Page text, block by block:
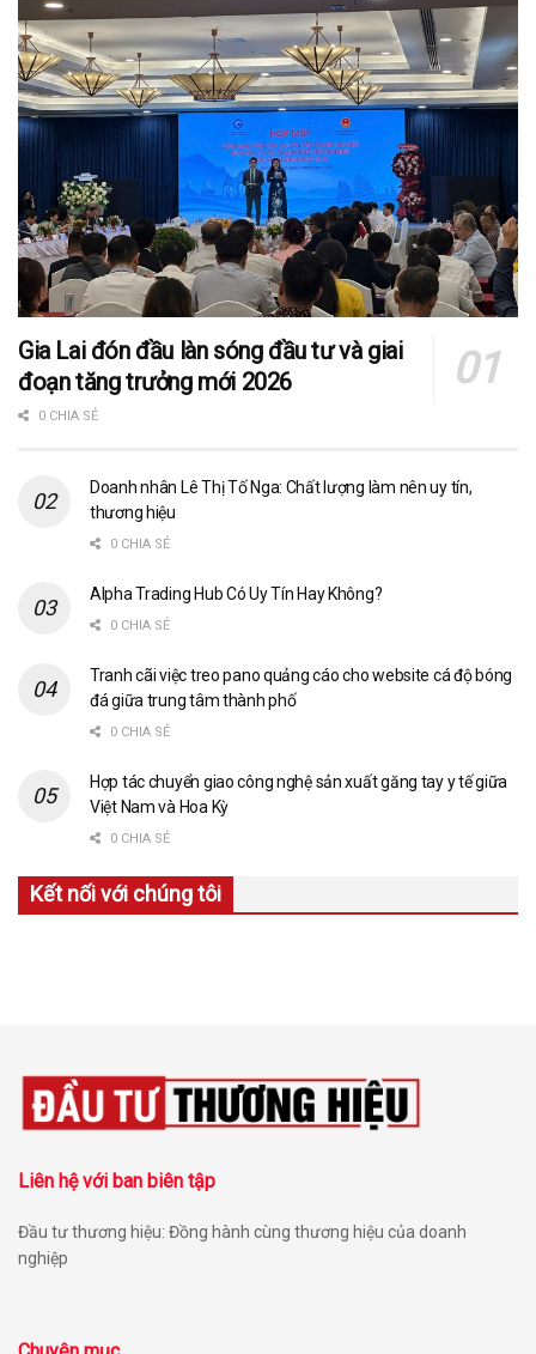
Gia Lai đón đầu làn sóng đầu tư và giai
đoạn tăng trưởng mới 2026
0 CHIA SẺ
Doanh nhân Lê Thị Tố Nga: Chất lượng làm nên uy tín,
thương hiệu
0 CHIA SẺ
Alpha Trading Hub Có Uy Tín Hay Không?
0 CHIA SẺ
Tranh cãi việc treo pano quảng cáo cho website cá độ bóng
đá giữa trung tâm thành phố
0 CHIA SẺ
Hợp tác chuyển giao công nghệ sản xuất găng tay y tế giữa
Việt Nam và Hoa Kỳ
0 CHIA SẺ
Kết nối với chúng tôi
Liên hệ với ban biên tập
Đầu tư thương hiệu: Đồng hành cùng thương hiệu của doanh
nghiệp